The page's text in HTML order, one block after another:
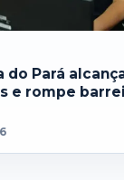
do Pará
e rompe